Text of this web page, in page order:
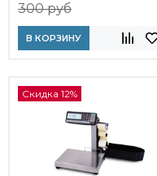
300 руб
В КОРЗИНУ
Скидка 12%